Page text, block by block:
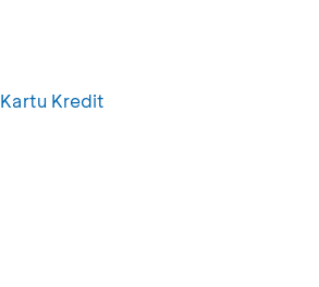
Kartu Kredit